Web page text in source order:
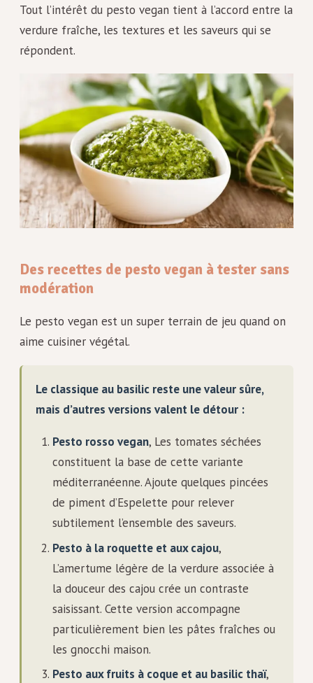
Tout l’intérêt du pesto vegan tient à l’accord entre la
verdure fraîche, les textures et les saveurs qui se
répondent.
Des recettes de pesto vegan à tester sans
modération
Le pesto vegan est un super terrain de jeu quand on
aime cuisiner végétal.
Le classique au basilic reste une valeur sûre,
mais d’autres versions valent le détour :
Pesto rosso vegan, Les tomates séchées
constituent la base de cette variante
méditerranéenne. Ajoute quelques pincées
de piment d’Espelette pour relever
subtilement l’ensemble des saveurs.
Pesto à la roquette et aux cajou,
L’amertume légère de la verdure associée à
la douceur des cajou crée un contraste
saisissant. Cette version accompagne
particulièrement bien les pâtes fraîches ou
les gnocchi maison.
Pesto aux fruits à coque et au basilic thaï,